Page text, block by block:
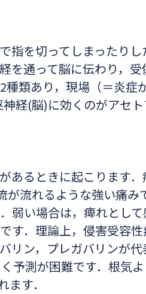
指を切ってしまったりし
を通って脳に伝わり，
類あり，現場（＝炎症
経(脳)に効くのがアセ
あるときに起こります．
流れるような強い痛み
弱い場合は，痺れとし
す．理論上，侵害受容
ン，プレガバリンが代
予測が困難です．根気
す．